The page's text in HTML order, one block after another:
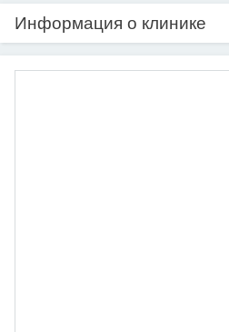
Информация о клинике